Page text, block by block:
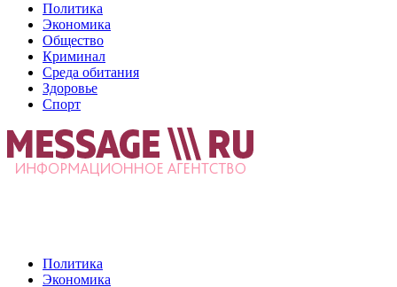
Политика
Экономика
Общество
Криминал
Среда обитания
Здоровье
Спорт
Политика
Экономика